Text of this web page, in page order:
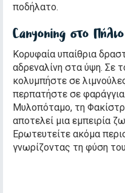
ποδήλατο.
Canyoning στο Πήλιο
Κορυφαία υπαίθρια
αδρεναλίνη στα ύψη. Σε
κολυμπήστε σε
περπατήστε σε
Μυλοπόταμο, τη
αποτελεί μια εμπειρία
Ερωτευτείτε ακόμα
γνωρίζοντας τη φύση